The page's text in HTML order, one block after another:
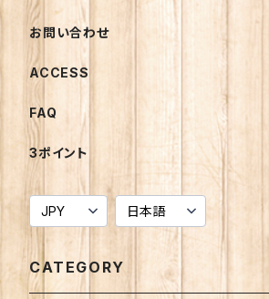
お問い合わせ
ACCESS
FAQ
3ポイント
CATEGORY